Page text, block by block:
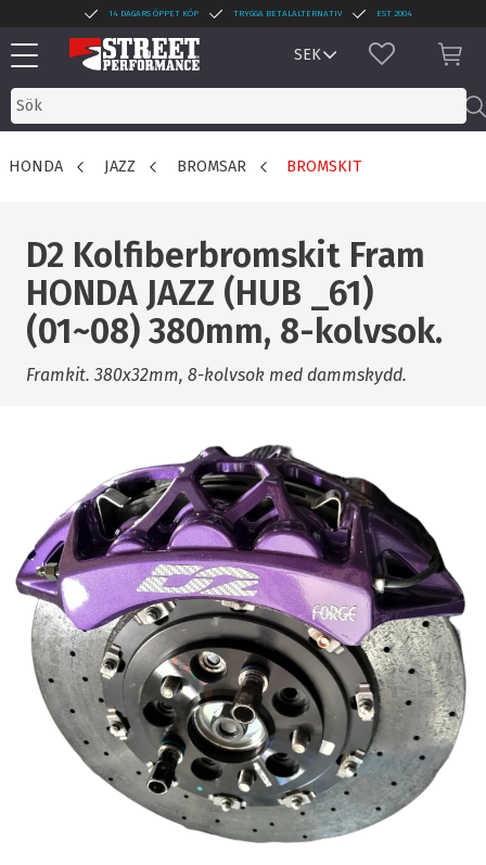
Meny
14 DAGARS ÖPPET KÖP TRYGGA BETALALTERNATIV EST 2004
FAVORITER
HONDA JAZZ BROMSAR BROMSKIT
D2 Kolfiberbromskit Fram
HONDA JAZZ (HUB _61)
(01~08) 380mm, 8-kolvsok.
Framkit. 380x32mm, 8-kolvsok med dammskydd.